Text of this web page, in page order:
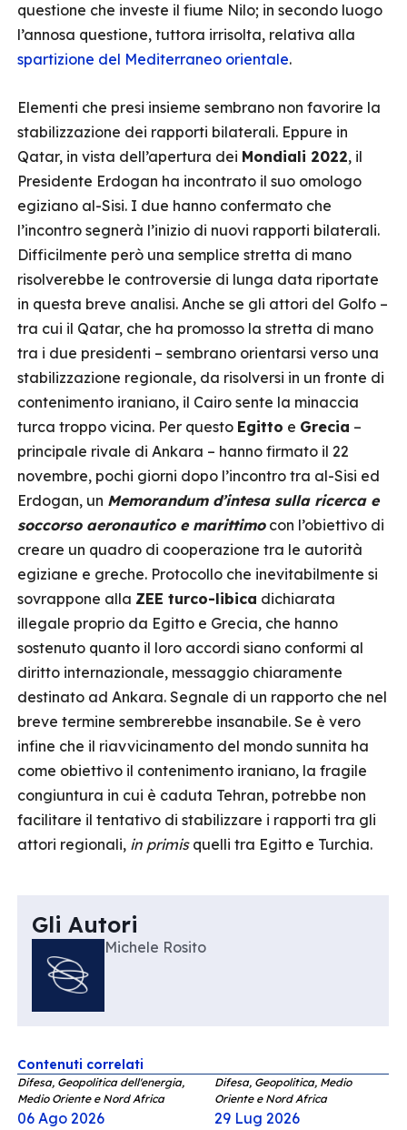
questione che investe il fiume Nilo; in secondo luogo
l’annosa questione, tuttora irrisolta, relativa alla
spartizione del Mediterraneo orientale.
Elementi che presi insieme sembrano non favorire la
stabilizzazione dei rapporti bilaterali. Eppure in
Qatar, in vista dell’apertura dei Mondiali 2022, il
Presidente Erdogan ha incontrato il suo omologo
egiziano al-Sisi. I due hanno confermato che
l’incontro segnerà l’inizio di nuovi rapporti bilaterali.
Difficilmente però una semplice stretta di mano
risolverebbe le controversie di lunga data riportate
in questa breve analisi. Anche se gli attori del Golfo –
tra cui il Qatar, che ha promosso la stretta di mano
tra i due presidenti – sembrano orientarsi verso una
stabilizzazione regionale, da risolversi in un fronte di
contenimento iraniano, il Cairo sente la minaccia
turca troppo vicina. Per questo Egitto e Grecia –
principale rivale di Ankara – hanno firmato il 22
novembre, pochi giorni dopo l’incontro tra al-Sisi ed
Erdogan, un Memorandum d’intesa sulla ricerca e
soccorso aeronautico e marittimocon l’obiettivo di
creare un quadro di cooperazione tra le autorità
egiziane e greche. Protocollo che inevitabilmente si
sovrappone alla ZEE turco-libica dichiarata
illegale proprio da Egitto e Grecia, che hanno
sostenuto quanto il loro accordi siano conformi al
diritto internazionale, messaggio chiaramente
destinato ad Ankara. Segnale di un rapporto che nel
breve termine sembrerebbe insanabile. Se è vero
infine che il riavvicinamento del mondo sunnita ha
come obiettivo il contenimento iraniano, la fragile
congiuntura in cui è caduta Tehran, potrebbe non
facilitare il tentativo di stabilizzare i rapporti tra gli
attori regionali, in primisquelli tra Egitto e Turchia.
Gli Autori
Michele Rosito
Contenuti correlati
Difesa, Geopolitica dell'energia,
Medio Oriente e Nord Africa
06 Ago 2026
Difesa, Geopolitica, Medio
Oriente e Nord Africa
29 Lug 2026